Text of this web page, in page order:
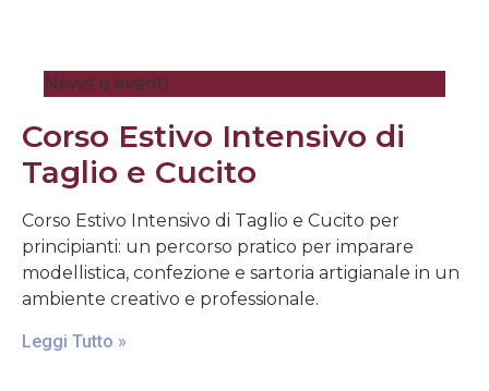
News e eventi
Corso Estivo Intensivo di
Taglio e Cucito
Corso Estivo Intensivo di Taglio e Cucito per
principianti: un percorso pratico per imparare
modellistica, confezione e sartoria artigianale in un
ambiente creativo e professionale.
Leggi Tutto »